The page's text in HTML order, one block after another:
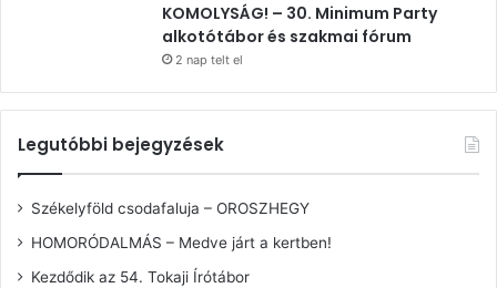
KOMOLYSÁG! – 30. Minimum Party
alkotótábor és szakmai fórum
2 nap telt el
Legutóbbi bejegyzések
Székelyföld csodafaluja – OROSZHEGY
HOMORÓDALMÁS – Medve járt a kertben!
Kezdődik az 54. Tokaji Írótábor